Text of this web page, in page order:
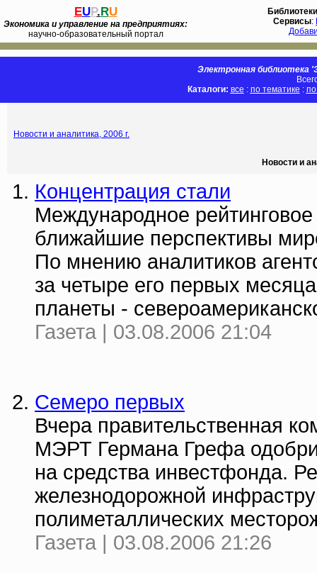
EUP.RU
Экономика и управление на предприятиях:
научно-образовательный портал
Библиотеки
Сервисы:
Электронная библиотека
Каталоги: все : по тематике :
Новости и аналитика, 2006 г.
Новости и
Концентрация стали
Международное
ближайшие перспективы
По мнению аналитиков
за четыре его первых
планеты -
Газета | 03.08.2006 21:04
Семеро первых
Вчера правительственная
МЭРТ Германа Грефа
на средства инвестфонда.
железнодорожной
полиметаллических
Газета | 03.08.2006 21:26